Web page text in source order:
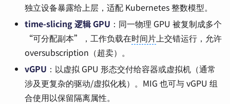
独立设备暴露给上层，适配 Kubernetes 整数模型。
time-slicing 逻辑 GPU ：同一物理 GPU 被复制成多个
“可分配副本”，工作负载在时间片 上交错运行，允许
oversubscription（超卖）。
vGPU ：以虚拟 GPU 形态交付给容器或虚拟机（通常
涉及更复杂的驱动/虚拟化栈）。MIG 也可与 vGPU 组
合使用以保留隔离属性。